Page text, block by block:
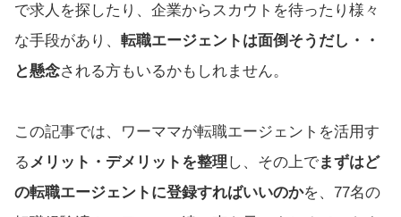
で求人を探したり、企業からスカウトを待ったり様々
な手段があり、 転職エージェントは面倒そうだし・・
と懸念される方もいるかもしれません。
この記事では、ワーママが転職エージェントを活用す
るメリット・デメリットを整理 し、その上でまずはど
の転職エージェントに登録すればいいのかを、77名の